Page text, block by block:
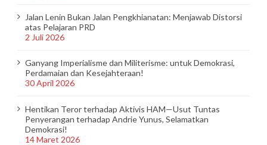
Jalan Lenin Bukan Jalan Pengkhianatan: Menjawab Distorsi
atas Pelajaran PRD
2 Juli 2026
Ganyang Imperialisme dan Militerisme: untuk Demokrasi,
Perdamaian dan Kesejahteraan!
30 April 2026
Hentikan Teror terhadap Aktivis HAM—Usut Tuntas
Penyerangan terhadap Andrie Yunus, Selamatkan
Demokrasi!
14 Maret 2026